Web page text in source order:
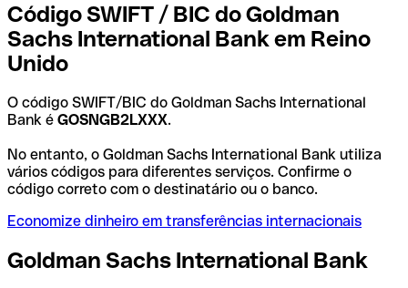
Código SWIFT / BIC do Goldman
Sachs International Bank em Reino
Unido
O código SWIFT/BIC do Goldman Sachs International
Bank é GOSNGB2LXXX.
No entanto, o Goldman Sachs International Bank utiliza
vários códigos para diferentes serviços. Confirme o
código correto com o destinatário ou o banco.
Economize dinheiro em transferências internacionais
Goldman Sachs International Bank